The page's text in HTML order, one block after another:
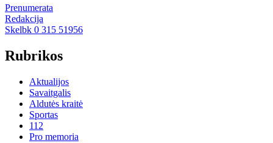
Prenumerata
Redakcija
Skelbk 0 315 51956
Rubrikos
Aktualijos
Savaitgalis
Aldutės kraitė
Sportas
112
Pro memoria